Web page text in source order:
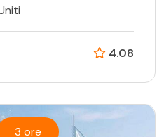
4.08
3 ore